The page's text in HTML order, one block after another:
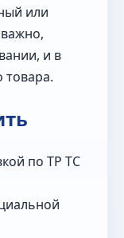
или
и в
товара.
по ТР ТС